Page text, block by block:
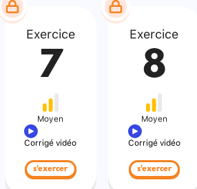
Exercice
7
Moyen
Corrigé vidéo
s'exercer
Exercice
8
Moyen
Corrigé vidéo
s'exercer